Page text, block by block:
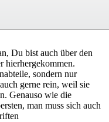
Du bist auch über den
hierhergekommen.
sondern nur
gerne rein, weil sie
Genauso wie die
man muss sich auch